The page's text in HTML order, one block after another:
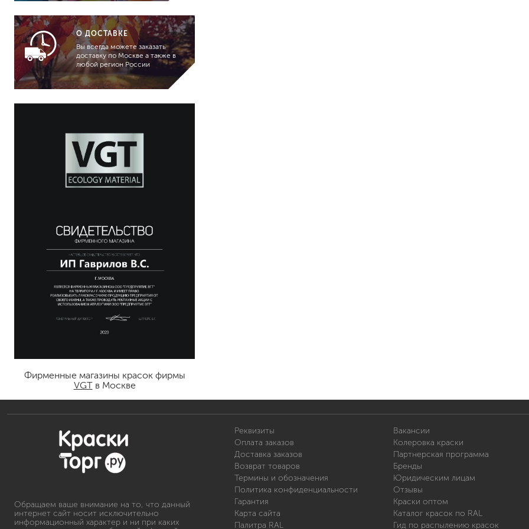
О ДОСТАВКЕ
Вы всегда можете заказать
доставку по Москве а также в
любой регион России
Фирменные магазины красок фирмы
VGTв Москве
Обращаем ваше внимание на то, что данный
интернет сайт носит исключительно
информационный характер и ни при каких
Реквизиты
Оплата заказов
Доставка заказов
Возврат товаров
Термины и обозначения
Политика конфиденциальности
Гарантия
Карта сайта
Палитра RAL
Вакансии
Колеровка краски
Партнерская программа
Бренды
Юридическим лицам
Отзывы
Краски оптом
Каталог красок по RAL
Гид по распылению красок